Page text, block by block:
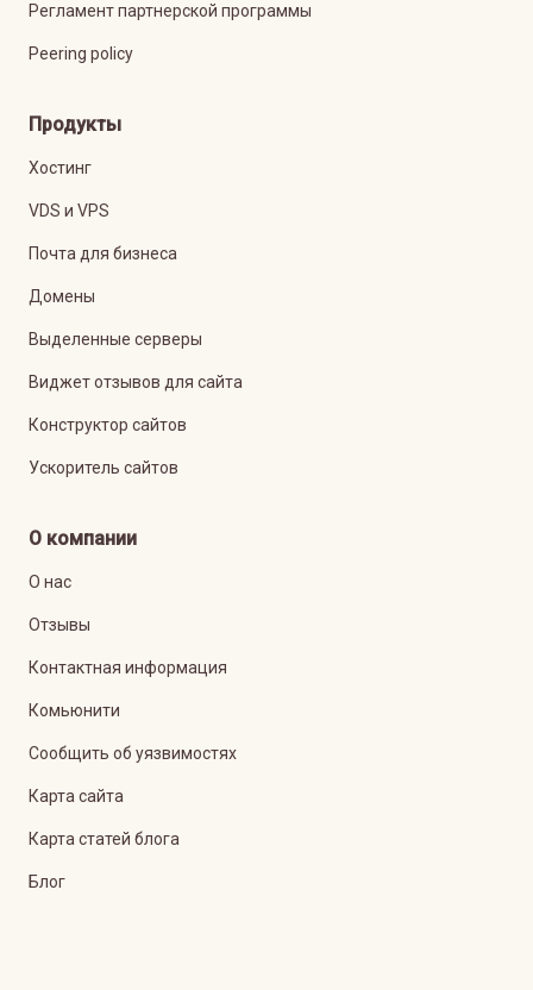
Регламент партнерской программы
Peering policy
Продукты
Хостинг
VDS и VPS
Почта для бизнеса
Домены
Выделенные серверы
Виджет отзывов для сайта
Конструктор сайтов
Ускоритель сайтов
О компании
О нас
Отзывы
Контактная информация
Комьюнити
Сообщить об уязвимостях
Карта сайта
Карта статей блога
Блог